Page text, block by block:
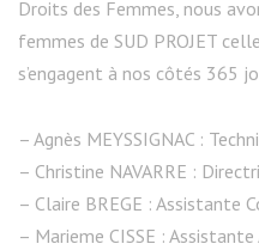
Droits des Femmes, nous
femmes de SUD PROJET
s’engagent à nos côtés 365
– Agnès MEYSSIGNAC :
– Christine NAVARRE :
– Claire BREGE : Assistante
– Marieme CISSE : Assistante